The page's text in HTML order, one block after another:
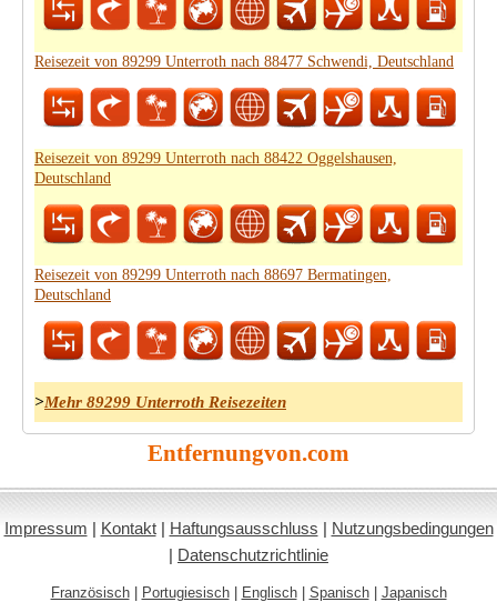
Reisezeit von 89299 Unterroth nach 88477 Schwendi, Deutschland
Reisezeit von 89299 Unterroth nach 88422 Oggelshausen,
Deutschland
Reisezeit von 89299 Unterroth nach 88697 Bermatingen,
Deutschland
>Mehr 89299 Unterroth Reisezeiten
Entfernungvon.com
Impressum | Kontakt| Haftungsausschluss | Nutzungsbedingungen
| Datenschutzrichtlinie
Französisch| Portugiesisch| Englisch| Spanisch| Japanisch